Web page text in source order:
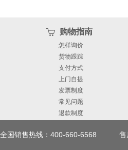
购物指南
怎样询价
货物跟踪
支付方式
上门自提
发票制度
常见问题
退款制度
全国销售热线：400-660-6568 售